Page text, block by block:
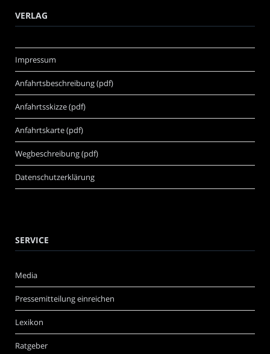
VERLAG
Impressum
Anfahrtsbeschreibung (pdf)
Anfahrtsskizze (pdf)
Anfahrtskarte (pdf)
Wegbeschreibung (pdf)
Datenschutzerklärung
SERVICE
Media
Pressemitteilung einreichen
Lexikon
Ratgeber